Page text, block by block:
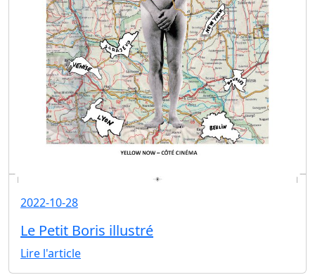
2022-10-28
Le Petit Boris illustré
Lire l'article